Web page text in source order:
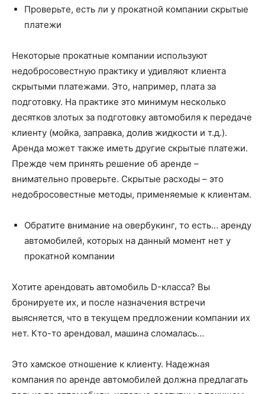
Проверьте, есть ли у прокатной компании скрытые
платежи
Некоторые прокатные компании используют
недобросовестную практику и удивляют клиента
скрытыми платежами. Это, например, плата за
подготовку. На практике это минимум несколько
десятков злотых за подготовку автомобиля к передаче
клиенту (мойка, заправка, долив жидкости и т.д.).
Аренда может также иметь другие скрытые платежи.
Прежде чем принять решение об аренде –
внимательно проверьте. Скрытые расходы – это
недобросовестные методы, применяемые к клиентам.
Обратите внимание на овербукинг, то есть… аренду
автомобилей, которых на данный момент нет у
прокатной компании
Хотите арендовать автомобиль D-класса? Вы
бронируете их, и после назначения встречи
выясняется, что в текущем предложении компании их
нет. Кто-то арендовал, машина сломалась…
Это хамское отношение к клиенту. Надежная
компания по аренде автомобилей должна предлагать